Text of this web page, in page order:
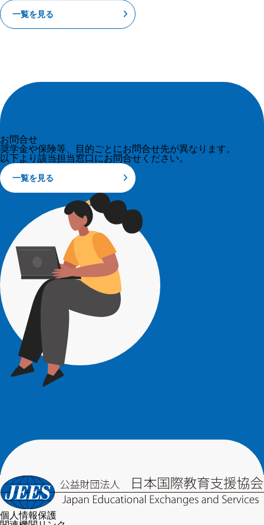
一覧を見る
お問合せ
奨学金や保険等、目的ごとにお問合せ先が異なります。
以下より該当担当窓口にお問合せください。
一覧を見る
個人情報保護